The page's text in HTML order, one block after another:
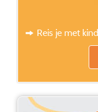
Reis je met